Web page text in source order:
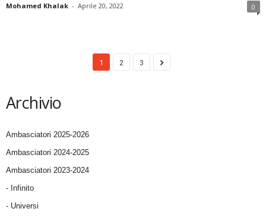
Mohamed Khalak - Aprile 20, 2022 0
1 2 3
Archivio
Ambasciatori 2025-2026
Ambasciatori 2024-2025
Ambasciatori 2023-2024
- Infinito
- Universi